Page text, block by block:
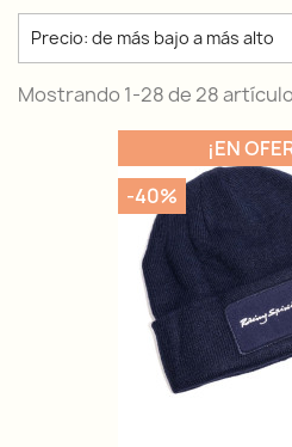
Precio: de más bajo a más alto
Mostrando 1-28 de 28
¡EN
-40%